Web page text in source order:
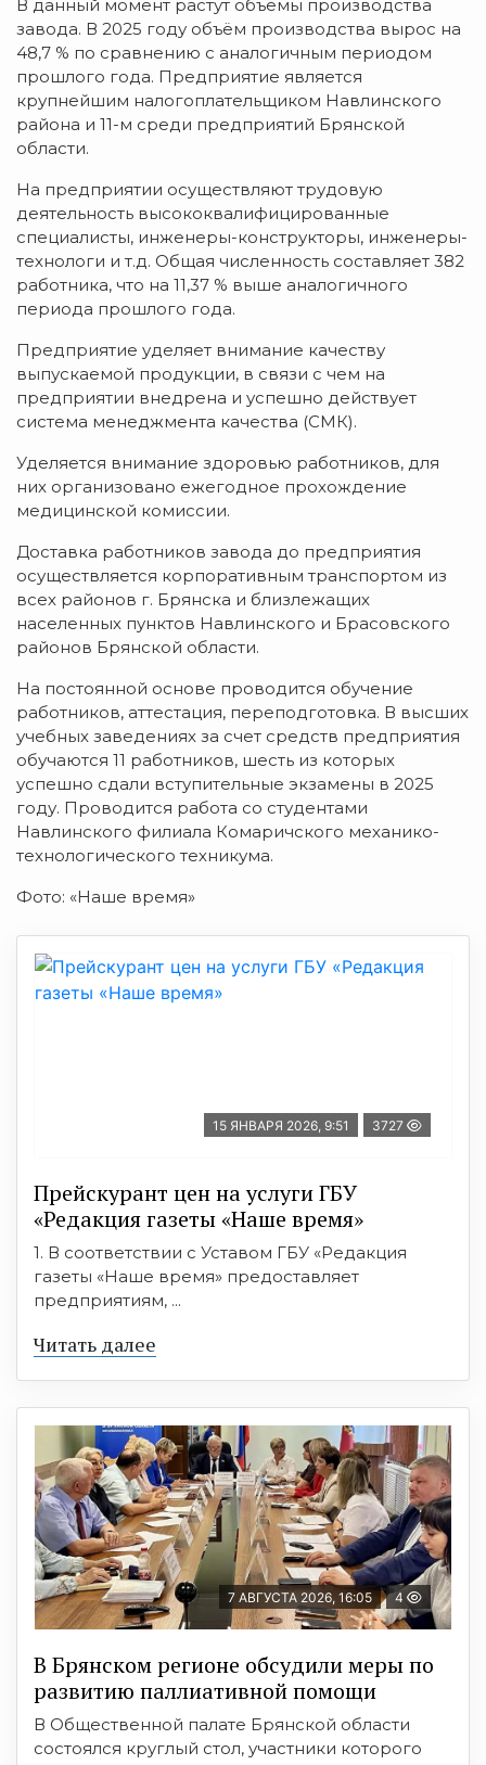
В данный момент растут объёмы производства
завода. В 2025 году объём производства вырос на
48,7 % по сравнению с аналогичным периодом
прошлого года. Предприятие является
крупнейшим налогоплательщиком Навлинского
района и 11-м среди предприятий Брянской
области.
На предприятии осуществляют трудовую
деятельность высококвалифицированные
специалисты, инженеры-конструкторы, инженеры-
технологи и т.д. Общая численность составляет 382
работника, что на 11,37 % выше аналогичного
периода прошлого года.
Предприятие уделяет внимание качеству
выпускаемой продукции, в связи с чем на
предприятии внедрена и успешно действует
система менеджмента качества (СМК).
Уделяется внимание здоровью работников, для
них организовано ежегодное прохождение
медицинской комиссии.
Доставка работников завода до предприятия
осуществляется корпоративным транспортом из
всех районов г. Брянска и близлежащих
населенных пунктов Навлинского и Брасовского
районов Брянской области.
На постоянной основе проводится обучение
работников, аттестация, переподготовка. В высших
учебных заведениях за счет средств предприятия
обучаются 11 работников, шесть из которых
успешно сдали вступительные экзамены в 2025
году. Проводится работа со студентами
Навлинского филиала Комаричского механико-
технологического техникума.
Фото: «Наше время»
15 ЯНВАРЯ 2026, 9:51 3727
Прейскурант цен на услуги ГБУ
«Редакция газеты «Наше время»
1. В соответствии с Уставом ГБУ «Редакция
газеты «Наше время» предоставляет
предприятиям, ...
Читать далее
7 АВГУСТА 2026, 16:05 4
В Брянском регионе обсудили меры по
развитию паллиативной помощи
В Общественной палате Брянской области
состоялся круглый стол, участники которого